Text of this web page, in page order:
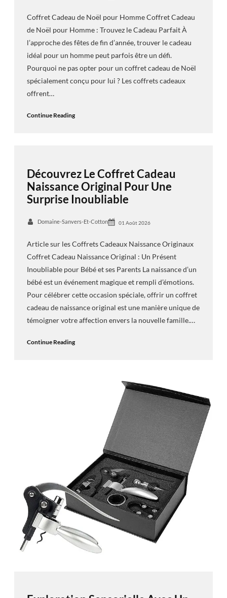
Coffret Cadeau de Noël pour Homme Coffret Cadeau
de Noël pour Homme : Trouvez le Cadeau Parfait À
l’approche des fêtes de fin d’année, trouver le cadeau
idéal pour un homme peut parfois être un défi.
Pourquoi ne pas opter pour un coffret cadeau de Noël
spécialement conçu pour lui ? Les coffrets cadeaux
offrent…
Continue Reading
Découvrez Le Coffret Cadeau
Naissance Original Pour Une
Surprise Inoubliable
Domaine-Sanvers-Et-Cotton 01 Août 2026
Article sur les Coffrets Cadeaux Naissance Originaux
Coffret Cadeau Naissance Original : Un Présent
Inoubliable pour Bébé et ses Parents La naissance d’un
bébé est un événement magique et rempli d’émotions.
Pour célébrer cette occasion spéciale, offrir un coffret
cadeau de naissance original est une manière unique de
témoigner votre affection envers la nouvelle famille.…
Continue Reading